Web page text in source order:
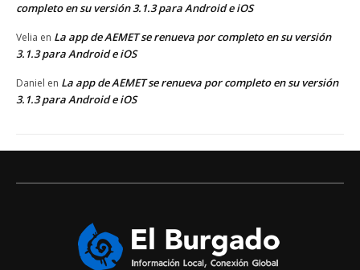
completo en su versión 3.1.3 para Android e iOS
Velia en La app de AEMET se renueva por completo en su versión
3.1.3 para Android e iOS
Daniel en La app de AEMET se renueva por completo en su versión
3.1.3 para Android e iOS